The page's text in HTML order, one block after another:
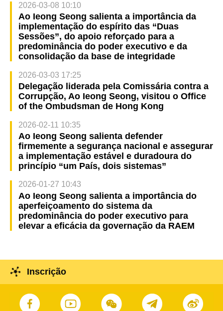
2026-03-08 10:10
Ao Ieong Seong salienta a importância da
implementação do espírito das “Duas
Sessões”, do apoio reforçado para a
predominância do poder executivo e da
consolidação da base de integridade
2026-03-03 17:25
Delegação liderada pela Comissária contra a
Corrupção, Ao Ieong Seong, visitou o Office
of the Ombudsman de Hong Kong
2026-02-11 10:35
Ao Ieong Seong salienta defender
firmemente a segurança nacional e assegurar
a implementação estável e duradoura do
princípio “um País, dois sistemas”
2026-01-27 10:43
Ao Ieong Seong salienta a importância do
aperfeiçoamento do sistema da
predominância do poder executivo para
elevar a eficácia da governação da RAEM
Inscrição